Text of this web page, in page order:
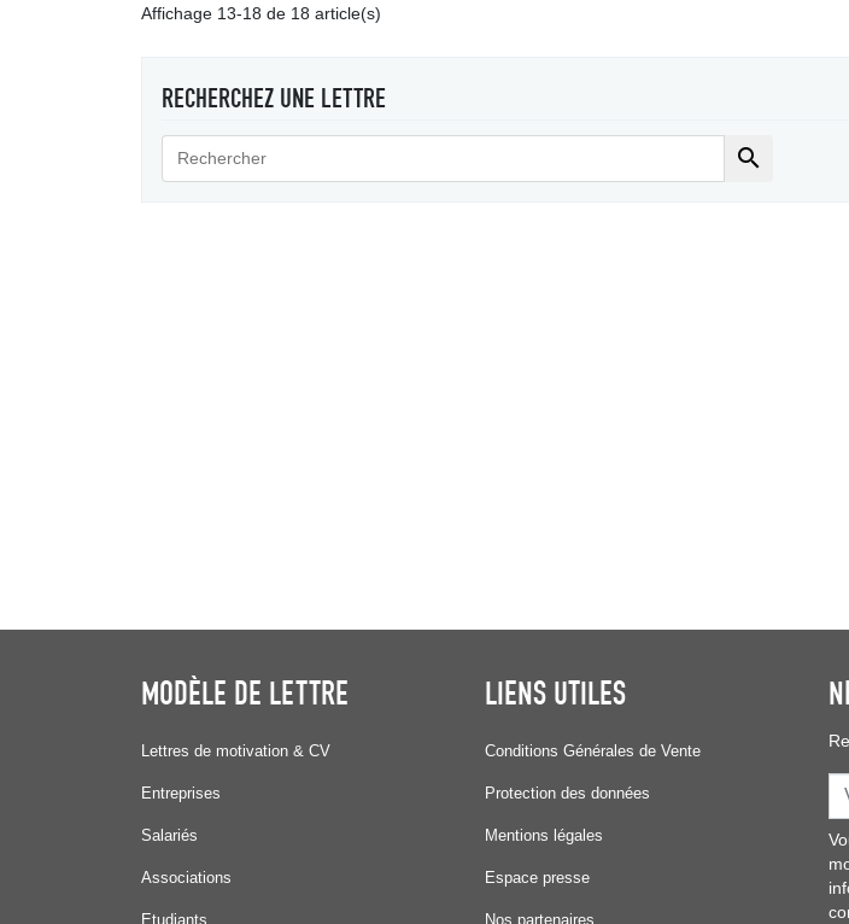
Affichage 13-18 de 18 article(s)
RECHERCHEZ UNE LETTRE

MODÈLE DE LETTRE
Lettres de motivation & CV
Entreprises
Salariés
Associations
Etudiants
LIENS UTILES
Conditions Générales de Vente
Protection des données
Mentions légales
Espace presse
Nos partenaires